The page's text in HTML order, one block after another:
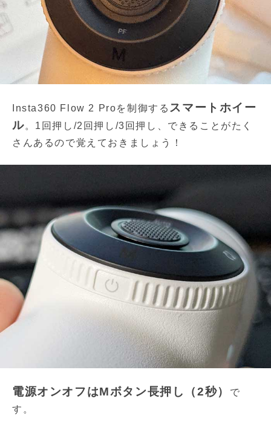
Insta360 Flow 2 Proを制御する スマートホイー
ル。1回押し/2回押し/3回押し、できることがたく
さんあるので覚えておきましょう！
電源オンオフはMボタン長押し（2秒）
で
す。